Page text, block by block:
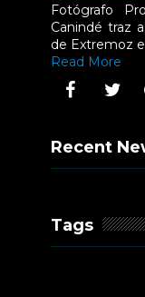
Fotógrafo
Canindé traz
de Extremoz
Read More
Recent
Tags